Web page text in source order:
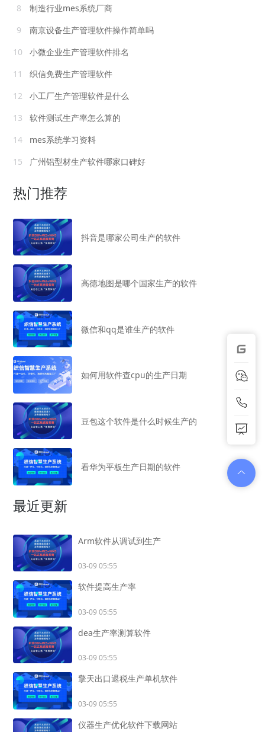
8
制造行业mes系统厂商
9
南京设备生产管理软件操作简单吗
10
小微企业生产管理软件排名
11
织信免费生产管理软件
12
小工厂生产管理软件是什么
13
软件测试生产率怎么算的
14
mes系统学习资料
15
广州铝型材生产软件哪家口碑好
热门推荐
抖音是哪家公司生产的软件
高德地图是哪个国家生产的软件
微信和qq是谁生产的软件
如何用软件查cpu的生产日期
豆包这个软件是什么时候生产的
看华为平板生产日期的软件
最近更新
Arm软件从调试到生产
03-09 05:55
软件提高生产率
03-09 05:55
dea生产率测算软件
03-09 05:55
擎天出口退税生产单机软件
03-09 05:55
仪器生产优化软件下载网站